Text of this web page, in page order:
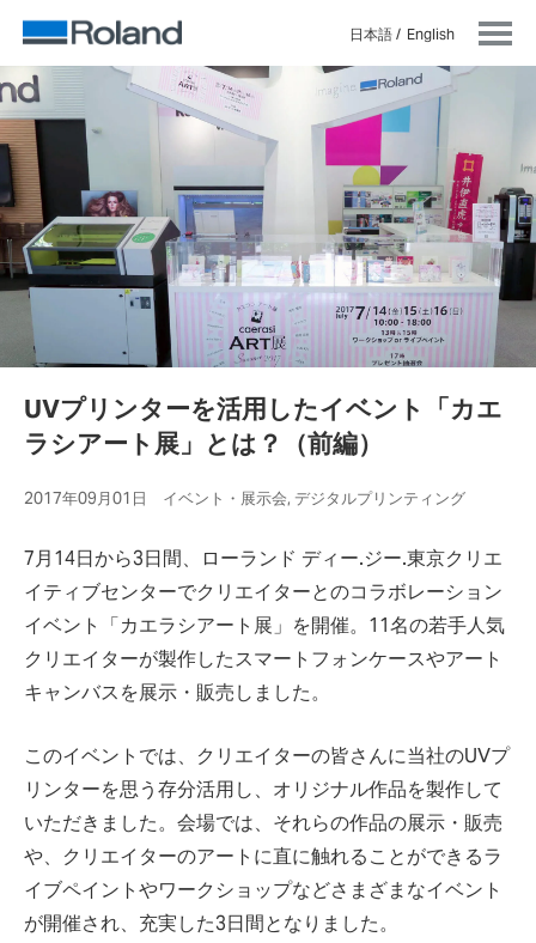
日本語 English
UVプリンターを活用したイベント「カエ
ラシアート展」とは？（前編）
2017年09月01日 イベント・展示会, デジタルプリンティング
7月14日から3日間、ローランド ディー.ジー.東京クリエ
イティブセンターでクリエイターとのコラボレーション
イベント「カエラシアート展」を開催。11名の若手人気
クリエイターが製作したスマートフォンケースやアート
キャンバスを展示・販売しました。
このイベントでは、クリエイターの皆さんに当社のUVプ
リンターを思う存分活用し、オリジナル作品を製作して
いただきました。会場では、それらの作品の展示・販売
や、クリエイターのアートに直に触れることができるラ
イブペイントやワークショップなどさまざまなイベント
が開催され、充実した3日間となりました。